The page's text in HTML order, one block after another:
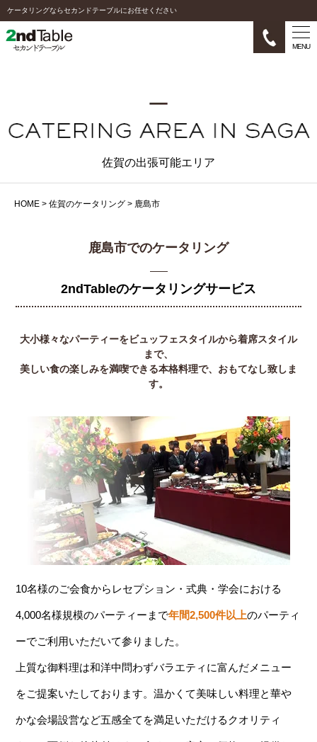
ケータリングならセカンドテーブルにお任せください
MENU
佐賀の出張可能エリア
HOME > 佐賀のケータリング > 鹿島市
鹿島市でのケータリング
2ndTableのケータリングサービス
大小様々なパーティーをビュッフェスタイルから着席スタイル
まで、
美しい食の楽しみを満喫できる本格料理で、おもてなし致しま
す。
10名様のご会食からレセプション・式典・学会における
4,000名様規模のパーティーまで年間2,500件以上のパーティ
ーでご利用いただいて参りました。
上質な御料理は和洋中問わずバラエティに富んだメニュー
をご提案いたしております。温かくて美味しい料理と華や
かな会場設営など五感全てを満足いただけるクオリティ